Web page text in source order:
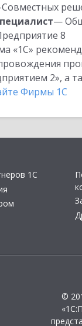
—
8
«1С»
2», а
Фирмы 1С
1С
©